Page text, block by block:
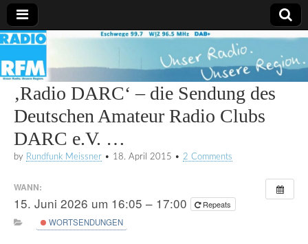
Radio
RFM
‚Radio DARC‘ – die Sendung des
Deutschen Amateur Radio Clubs
DARC e.V. …
by Rundfunk Meissner • 18. April 2015 • 2 Comments
WANN:
15. Juni 2026 um 16:05 – 17:00
Repeats
WORTSENDUNGEN